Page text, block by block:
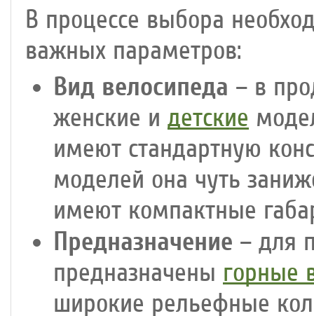
В процессе выбора
важных параметров:
Вид велосипеда – в
женские и детские
имеют стандартную
моделей она чуть
имеют компактные
Предназначение – для
предназначены горные
широкие рельефные